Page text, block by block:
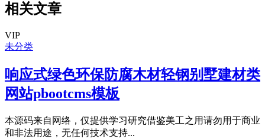
相关文章
VIP
未分类
响应式绿色环保防腐木材轻钢别墅建材类
网站pbootcms模板
本源码来自网络，仅提供学习研究借鉴美工之用请勿用于商业
和非法用途，无任何技术支持...